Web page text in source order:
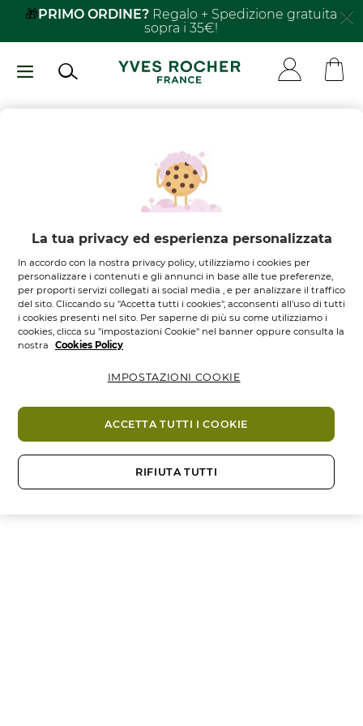
Salta
principale
🎁PRIMO ORDINE? Regalo + Spedizione gratuita
sopra i 35€!
Lasciati ispirare
SCOPRI I NOSTRI PRODOTTI
La tua privacy ed esperienza personalizzata
In accordo con la nostra privacy policy, utilizziamo i cookies per
personalizzare i contenuti e gli annunci in base alle tue preferenze,
per proporti servizi collegati ai social media , e per analizzare il traffico
del sito. Cliccando su "Accetta tutti i cookies", acconsenti all'uso di tutti
i cookies presenti nel sito. Per saperne di più su come utilizziamo i
cookies, clicca su "impostazioni Cookie" nel banner oppure consulta la
nostra
Cookies Policy
RIFIUTA TUTTI
ACCETTA TUTTI I COOKIE
IMPOSTAZIONI COOKIE